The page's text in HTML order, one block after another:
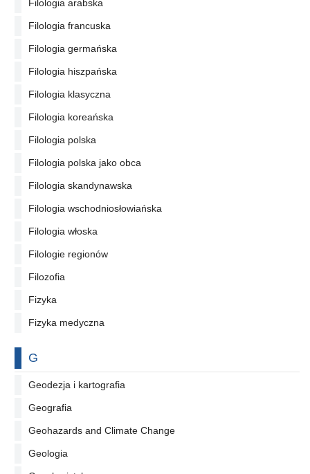
Filologia arabska
Filologia francuska
Filologia germańska
Filologia hiszpańska
Filologia klasyczna
Filologia koreańska
Filologia polska
Filologia polska jako obca
Filologia skandynawska
Filologia wschodniosłowiańska
Filologia włoska
Filologie regionów
Filozofia
Fizyka
Fizyka medyczna
Na literę
G
Geodezja i kartografia
Geografia
Geohazards and Climate Change
Geologia